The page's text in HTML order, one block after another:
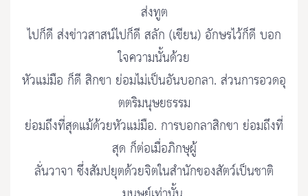
ส่งทูต
ไปก็ดี ส่งข่าวสาสน์ไปก็ดี สลัก (เขียน) อักษรไว้ก็ดี บอก
ใจความนั้นด้วย
หัวแม่มือ ก็ดี สิกขา ย่อมไม่เป็นอันบอกลา. ส่วนการอวดอุ
ตตริมนุษยธรรม
ย่อมถึงที่สุดแม้ด้วยหัวแม่มือ. การบอกลาสิกขา ย่อมถึงที่
สุด ก็ต่อเมื่อภิกษุผู้
ลั่นวาจา ซึ่งสัมปยุตด้วยจิตในสำนักของสัตว์เป็นชาติ